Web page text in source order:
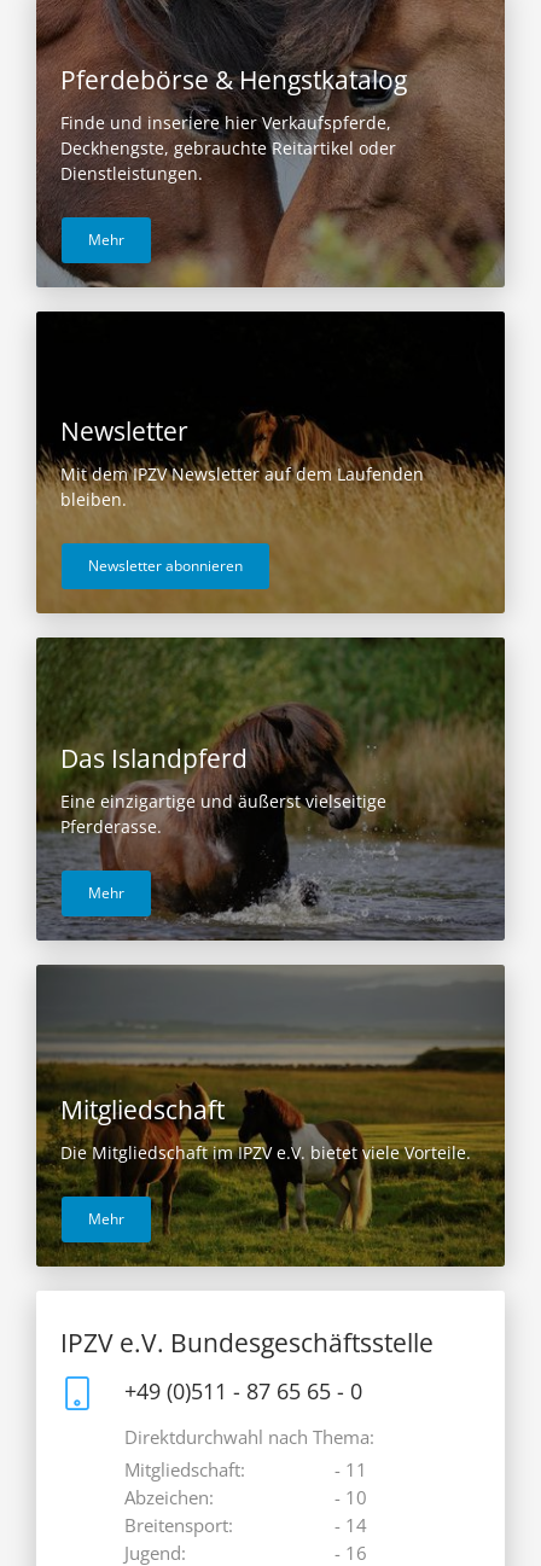
Pferdebörse & Hengstkatalog
Finde und inseriere hier Verkaufspferde,
Deckhengste, gebrauchte Reitartikel oder
Dienstleistungen.
Mehr
Newsletter
Mit dem IPZV Newsletter auf dem Laufenden
bleiben.
Newsletter abonnieren
Das Islandpferd
Eine einzigartige und äußerst vielseitige
Pferderasse.
Mehr
Mitgliedschaft
Die Mitgliedschaft im IPZV e.V. bietet viele Vorteile.
Mehr
IPZV e.V. Bundesgeschäftsstelle
+49 (0)511 - 87 65 65 - 0
Direktdurchwahl nach Thema:
Mitgliedschaft:
Abzeichen:
Breitensport:
Jugend:
- 11
- 10
- 14
- 16